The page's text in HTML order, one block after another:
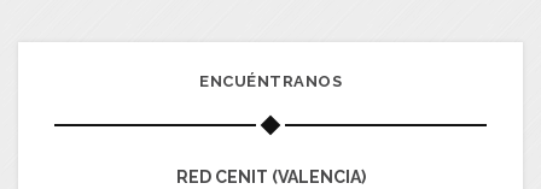
ENCUÉNTRANOS
RED CENIT (VALENCIA)